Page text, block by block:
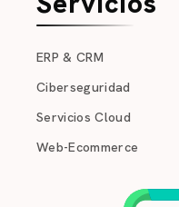
ERP & CRM
Ciberseguridad
Servicios Cloud
Web-Ecommerce